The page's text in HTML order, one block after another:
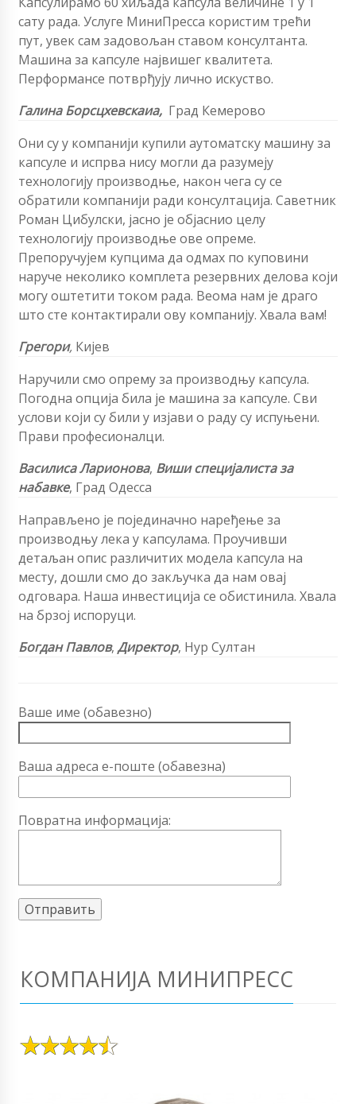
сату рада. Услуге МиниПресса користим трећи
пут, увек сам задовољан ставом консултанта.
Машина за капсуле највишег квалитета.
Перформансе потврђују лично искуство.
Галина Борсцхевскаиа, Град Кемерово
Они су у компанији купили аутоматску машину за
капсуле и испрва нису могли да разумеју
технологију производње, након чега су се
обратили компанији ради консултација. Саветник
Роман Цибулски, јасно је објаснио целу
технологију производње ове опреме.
Препоручујем купцима да одмах по куповини
наруче неколико комплета резервних делова који
могу оштетити током рада. Веома нам је драго
што сте контактирали ову компанију. Хвала вам!
Грегори, Кијев
Наручили смо опрему за производњу капсула.
Погодна опција била је машина за капсуле. Сви
услови који су били у изјави о раду су испуњени.
Прави професионалци.
Василиса Ларионова, Виши специјалиста за
набавке, Град Одесса
Направљено је појединачно наређење за
производњу лека у капсулама. Проучивши
детаљан опис различитих модела капсула на
месту, дошли смо до закључка да нам овај
одговара. Наша инвестиција се обистинила. Хвала
на брзој испоруци.
Богдан Павлов, Директор, Нур Султан
Ваше име (обавезно)
Ваша адреса е-поште (обавезна)
Повратна информација:
КОМПАНИЈА МИНИПРЕСС